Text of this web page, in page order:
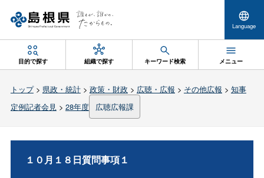
Language
目的で探す 組織で探す キーワード検索 メニュー
トップ> 県政・統計> 政策・財政 > 広聴・広報 > その他広報 > 知事
定例記者会見> 28年度 広聴広報課
１０月１８日質問事項１